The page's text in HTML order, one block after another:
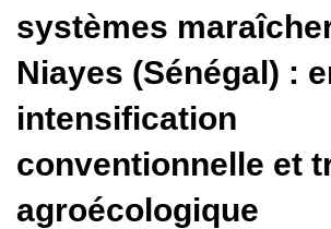
systèmes
Niayes (Sénégal) :
intensification
conventionnelle et
agroécologique